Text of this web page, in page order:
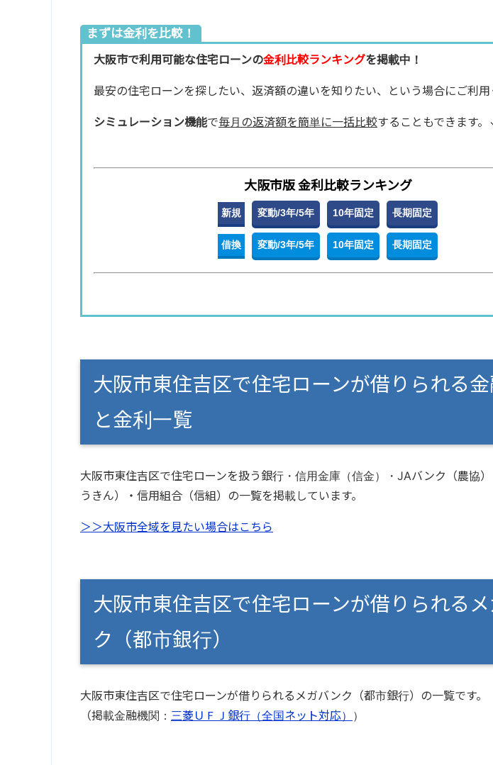
まずは金利を比較！
大阪市で利用可能な住宅ローンの金利比較ランキングを掲載中！
最安の住宅ローンを探したい、返済額の違いを知りたい、という場合にご利用
シミュレーション機能で毎月の返済額を簡単に一括比較することもできます
大阪市版 金利比較ランキング
新規 変動/3年/5年 10年固定 長期固定
借換 変動/3年/5年 10年固定 長期固定
大阪市東住吉区で住宅ローンが借りられる
と金利一覧
大阪市東住吉区で住宅ローンを扱う銀行・信用金庫（信金）・JAバンク（農協
うきん）・信用組合（信組）の一覧を掲載しています。
＞＞大阪市全域を見たい場合はこちら
大阪市東住吉区で住宅ローンが借りられる
ク（都市銀行）
大阪市東住吉区で住宅ローンが借りられるメガバンク（都市銀行）の一覧です。
（掲載金融機関： 三菱ＵＦＪ銀行（全国ネット対応） ）